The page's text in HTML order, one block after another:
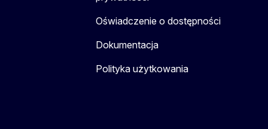
Oświadczenie o dostępności
Dokumentacja
Polityka użytkowania